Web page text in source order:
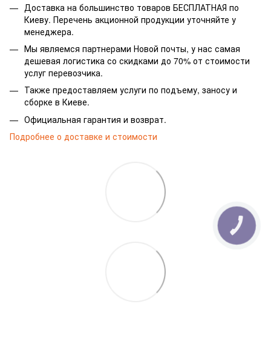
Доставка на большинство товаров БЕСПЛАТНАЯ по
Киеву. Перечень акционной продукции уточняйте у
менеджера.
Мы являемся партнерами Новой почты, у нас самая
дешевая логистика со скидками до 70% от стоимости
услуг перевозчика.
Также предоставляем услуги по подъему, заносу и
сборке в Киеве.
Официальная гарантия и возврат.
Подробнее о доставке и стоимости